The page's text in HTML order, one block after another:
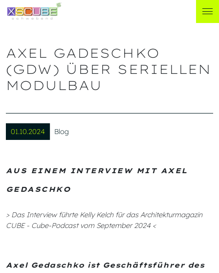
AXEL GADESCHKO
(GDW) ÜBER SERIELLEN
MODULBAU
01.10.2024 Blog
AUS EINEM INTERVIEW MIT AXEL
GEDASCHKO
> Das Interview führte Kelly Kelch für das Architekturmagazin
CUBE - Cube-Podcast vom September 2024 <
Axel Gedaschko ist Geschäftsführer des